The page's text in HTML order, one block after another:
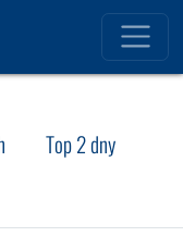
Top 2 dny